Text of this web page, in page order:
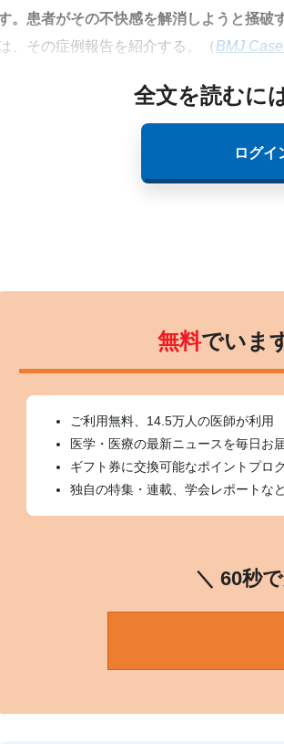
。患者がその不快感を解消しようと掻破
、その症例報告を紹介する。（ BMJ
全文を読むに
ログイ
無料でいま
ご利用無料、14.5万人の医師が利用
医学・医療の最新ニュースを毎日お
ギフト券に交換可能なポイントプロ
独自の特集・連載、学会レポートな
＼ 60秒